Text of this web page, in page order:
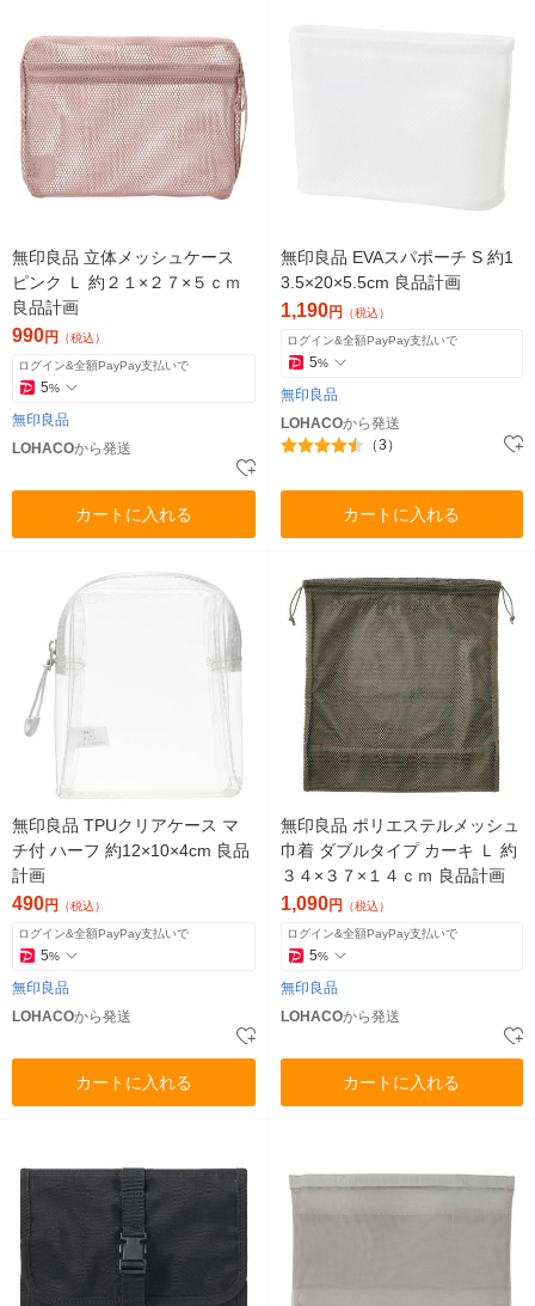
無印良品 立体メッシュケース
ピンク Ｌ 約２１×２７×５ｃｍ
良品計画
990円 （税込）
ログイン&全額PayPay支払いで
5%
無印良品
LOHACOから発送
カートに入れる
無印良品 EVAスパポーチ S 約1
3.5×20×5.5cm 良品計画
1,190円 （税込）
ログイン&全額PayPay支払いで
5%
無印良品
LOHACOから発送
（3）
カートに入れる
無印良品 TPUクリアケース マ
チ付 ハーフ 約12×10×4cm 良品
計画
490円 （税込）
ログイン&全額PayPay支払いで
5%
無印良品
LOHACOから発送
カートに入れる
無印良品 ポリエステルメッシュ
巾着 ダブルタイプ カーキ Ｌ 約
３４×３７×１４ｃｍ 良品計画
1,090円 （税込）
ログイン&全額PayPay支払いで
5%
無印良品
LOHACOから発送
カートに入れる